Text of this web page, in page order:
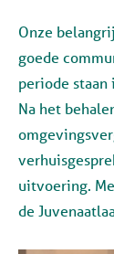
Onze
goede
periode
Na het
uitvoering.
de